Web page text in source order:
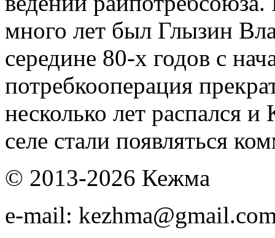
много лет был Глызин
середине 80-х годов с
потребкооперация
несколько лет распался
селе стали появляться
© 2013-2026 Кежма
e-mail: